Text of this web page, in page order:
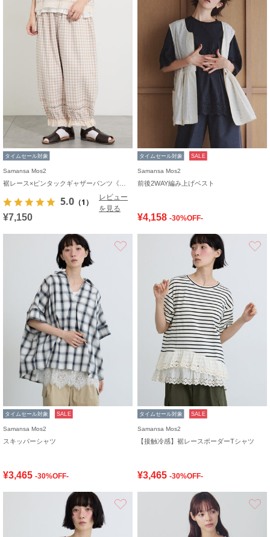
タイムセール対象
Samansa Mos2
5.0 （1）
レビュー
を見る
¥7,150
タイムセール対象 SALE
Samansa Mos2
前後2WAY編み上げベスト
¥4,158 -30%OFF-
タイムセール対象 SALE
Samansa Mos2
スキッパーシャツ
¥3,465 -30%OFF-
タイムセール対象 SALE
Samansa Mos2
【接触冷感】裾レースボーダーTシャツ
¥3,465 -30%OFF-